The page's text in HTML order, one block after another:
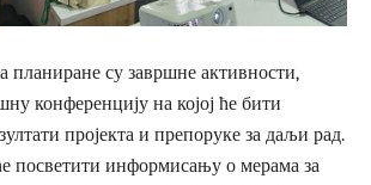
планиране су завршне активности,
конференцију на којој ће бити
пројекта и препоруке за даљи рад.
посветити информисању о мерама за